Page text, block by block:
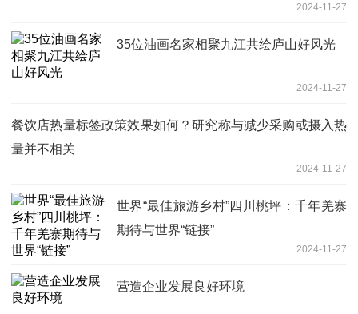
2024-11-27
35位油画名家相聚九江共绘庐山好风光
2024-11-27
餐饮店热量标签政策效果如何？研究称与减少采购或摄入热
量并不相关
2024-11-27
世界“最佳旅游乡村”四川桃坪：千年羌寨
期待与世界“链接”
2024-11-27
营造企业发展良好环境